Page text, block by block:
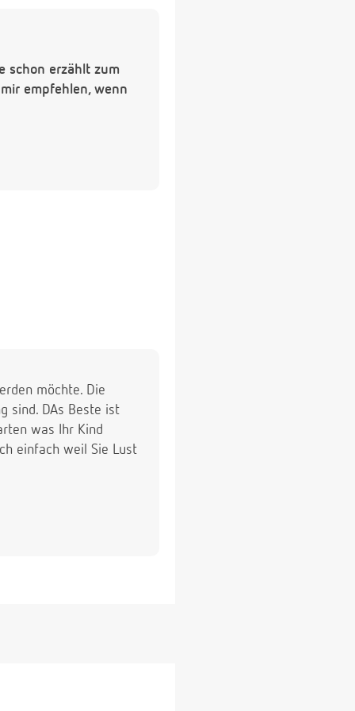
schon erzählt zum
empfehlen, wenn
möchte. Die
sind. DAs Beste ist
was Ihr Kind
einfach weil Sie Lust